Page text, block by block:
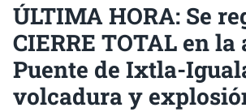
ÚLTIMA HORA: Se
CIERRE TOTAL en
Puente de Ixtla-
volcadura y